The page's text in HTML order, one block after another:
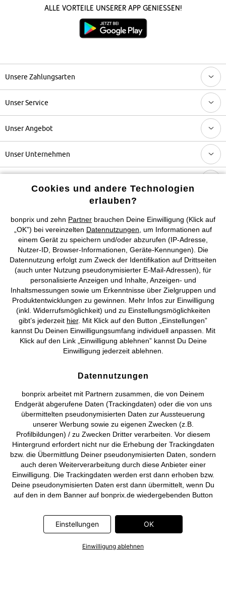
Alle Vorteile unserer App genießen!
Unsere Zahlungsarten
Unser Service
Unser Angebot
Unser Unternehmen
Preisangaben inkl. gesetzl. MwSt. und zzgl.Service- &
Versandkosten
AGB Datenschutz Cookie-Einstellungen Impressum
Vertrag widerrufen
©2026 bonprix.Alle Rechte vorbehalten.
Cookies und andere Technologien
erlauben?
bonprix und zehn Partner brauchen Deine Einwilligung (Klick auf
„OK”) bei vereinzelten Datennutzungen , um Informationen auf
einem Gerät zu speichern und/oder abzurufen (IP-Adresse,
Nutzer-ID, Browser-Informationen, Geräte-Kennungen). Die
Datennutzung erfolgt zum Zweck der Identifikation auf Drittseiten
(auch unter Nutzung pseudonymisierter E-Mail-Adressen), für
personalisierte Anzeigen und Inhalte, Anzeigen- und
Inhaltsmessungen sowie um Erkenntnisse über Zielgruppen und
Produktentwicklungen zu gewinnen. Mehr Infos zur Einwilligung
(inkl. Widerrufsmöglichkeit) und zu Einstellungsmöglichkeiten
gibt’s jederzeit hier. Mit Klick auf den Button „Einstellungen”
kannst Du Deinen Einwilligungsumfang individuell anpassen. Mit
Klick auf den Link „Einwilligung ablehnen” kannst Du Deine
Einwilligung jederzeit ablehnen.
Datennutzungen
bonprix arbeitet mit Partnern zusammen, die von Deinem
Endgerät abgerufene Daten (Trackingdaten) oder die von uns
übermittelten pseudonymisierten Daten zur Aussteuerung
unserer Werbung sowie zu eigenen Zwecken (z.B.
Profilbildungen) / zu Zwecken Dritter verarbeiten. Vor diesem
Hintergrund erfordert nicht nur die Erhebung der Trackingdaten
bzw. die Übermittlung Deiner pseudonymisierten Daten, sondern
auch deren Weiterverarbeitung durch diese Anbieter einer
Einwilligung. Die Trackingdaten werden erst dann erhoben bzw.
Deine pseudonymisierten Daten erst dann übermittelt, wenn Du
auf den in dem Banner auf bonprix.de wiedergebenden Button
Unternehmen: Meta Platforms Ireland Limited, Google Ireland
Limited, Pinterest Europe Limited, Microsoft Ireland Operations
Limited, Criteo SA, RTB-House GmbH, Adjust GmbH, Snap
Group UK Limited, ID5 Technology Ltd, TikTok Information
Einstellungen OK
Einwilligung ablehnen